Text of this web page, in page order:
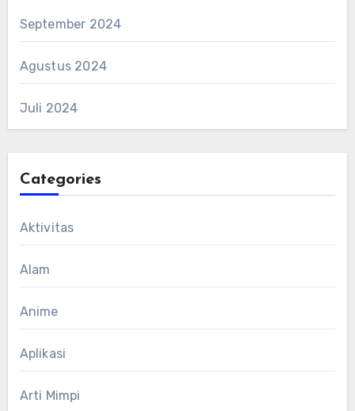
September 2024
Agustus 2024
Juli 2024
Categories
Aktivitas
Alam
Anime
Aplikasi
Arti Mimpi